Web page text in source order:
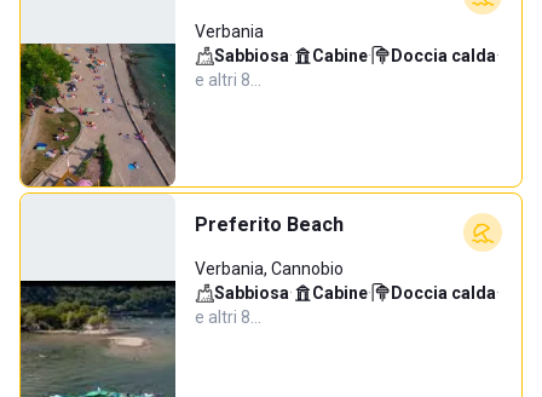
Verbania
Sabbiosa· Cabine· Doccia calda·
e altri 8…
Preferito Beach
Verbania, Cannobio
Sabbiosa· Cabine· Doccia calda·
e altri 8…